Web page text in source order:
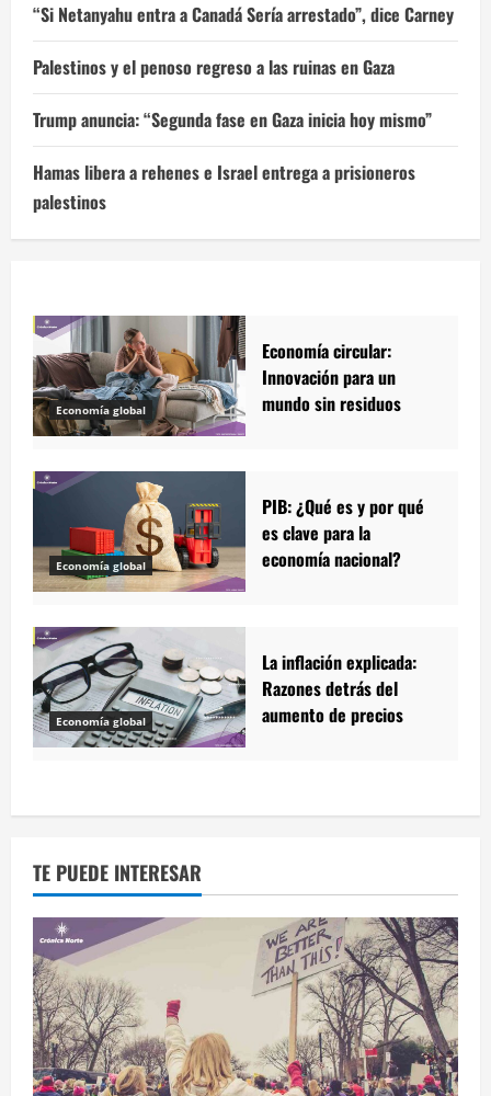
“Si Netanyahu entra a Canadá Sería arrestado”, dice Carney
Palestinos y el penoso regreso a las ruinas en Gaza
Trump anuncia: “Segunda fase en Gaza inicia hoy mismo”
Hamas libera a rehenes e Israel entrega a prisioneros
palestinos
Economía global
Economía circular:
Innovación para un
mundo sin residuos
Economía global
PIB: ¿Qué es y por qué
es clave para la
economía nacional?
Economía global
La inflación explicada:
Razones detrás del
aumento de precios
TE PUEDE INTERESAR